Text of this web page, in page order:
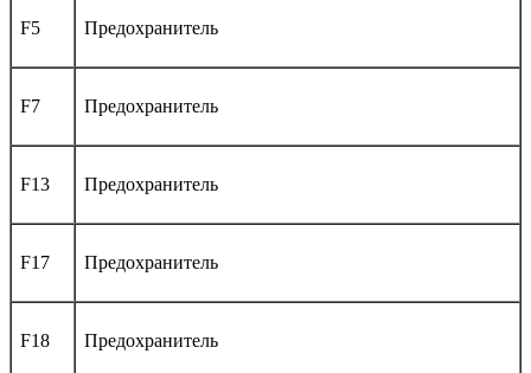
F5 Предохранитель
F7 Предохранитель
F13 Предохранитель
F17 Предохранитель
F18 Предохранитель